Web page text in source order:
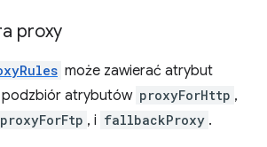
proxy
może zawierać atrybut
podzbiór atrybutów proxyForHttp ,
proxyForFtp , i fallbackProxy .